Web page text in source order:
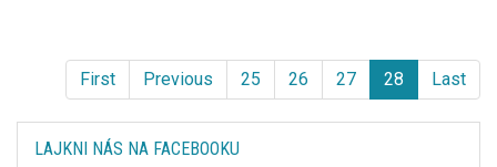
First Previous 25 26 27 28 Last
LAJKNI NÁS NA FACEBOOKU